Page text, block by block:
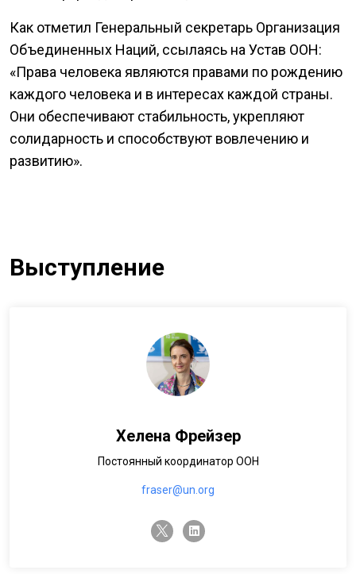
Как отметил Генеральный секретарь Организация
Объединенных Наций, ссылаясь на Устав ООН:
«Права человека являются правами по рождению
каждого человека и в интересах каждой страны.
Они обеспечивают стабильность, укрепляют
солидарность и способствуют вовлечению и
развитию».
Выступление
Хелена Фрейзер
Постоянный координатор ООН
fraser@un.org
twitter-x linkedin